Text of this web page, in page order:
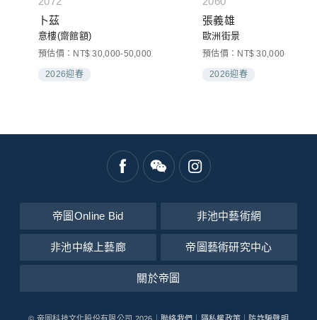
卜茲
意樓(齋館額)
預估價：NT$ 30,000-50,000
2026迎春
張義雄
歐洲街景
預估價：NT$ 30,000-50,000
2026迎春
帝圖Online Bid 非池中藝術網
非池中線上藝廊 帝圖藝術研究中心
關於帝圖